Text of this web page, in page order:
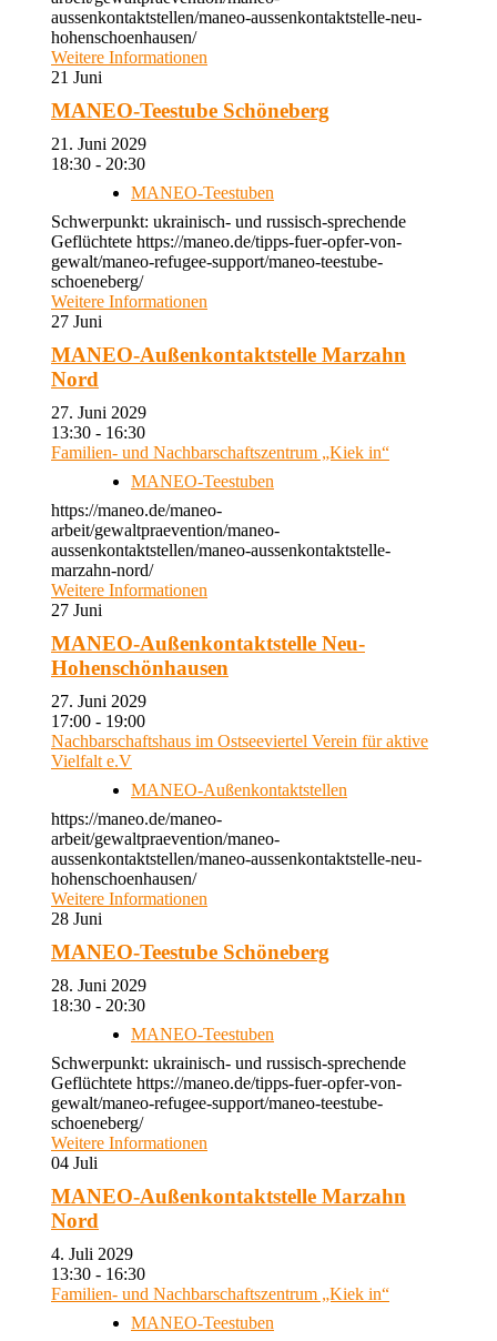
aussenkontaktstellen/maneo-aussenkontaktstelle-neu-
hohenschoenhausen/
Weitere Informationen
21 Juni
MANEO-Teestube Schöneberg
21. Juni 2029
18:30 - 20:30
MANEO-Teestuben
Schwerpunkt: ukrainisch- und russisch-sprechende
Geflüchtete https://maneo.de/tipps-fuer-opfer-von-
gewalt/maneo-refugee-support/maneo-teestube-
schoeneberg/
Weitere Informationen
27 Juni
MANEO-Außenkontaktstelle Marzahn
Nord
27. Juni 2029
13:30 - 16:30
Familien- und Nachbarschaftszentrum „Kiek in“
MANEO-Teestuben
https://maneo.de/maneo-
arbeit/gewaltpraevention/maneo-
aussenkontaktstellen/maneo-aussenkontaktstelle-
marzahn-nord/
Weitere Informationen
27 Juni
MANEO-Außenkontaktstelle Neu-
Hohenschönhausen
27. Juni 2029
17:00 - 19:00
Nachbarschaftshaus im Ostseeviertel Verein für aktive
Vielfalt e.V
MANEO-Außenkontaktstellen
https://maneo.de/maneo-
arbeit/gewaltpraevention/maneo-
aussenkontaktstellen/maneo-aussenkontaktstelle-neu-
hohenschoenhausen/
Weitere Informationen
28 Juni
MANEO-Teestube Schöneberg
28. Juni 2029
18:30 - 20:30
MANEO-Teestuben
Schwerpunkt: ukrainisch- und russisch-sprechende
Geflüchtete https://maneo.de/tipps-fuer-opfer-von-
gewalt/maneo-refugee-support/maneo-teestube-
schoeneberg/
Weitere Informationen
04 Juli
MANEO-Außenkontaktstelle Marzahn
Nord
4. Juli 2029
13:30 - 16:30
Familien- und Nachbarschaftszentrum „Kiek in“
MANEO-Teestuben